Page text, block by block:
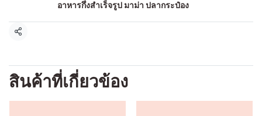
อาหารกึ่งสำเร็จรูป มาม่า ปลากระป๋อง
แชร์
สินค้าที่เกี่ยวข้อง